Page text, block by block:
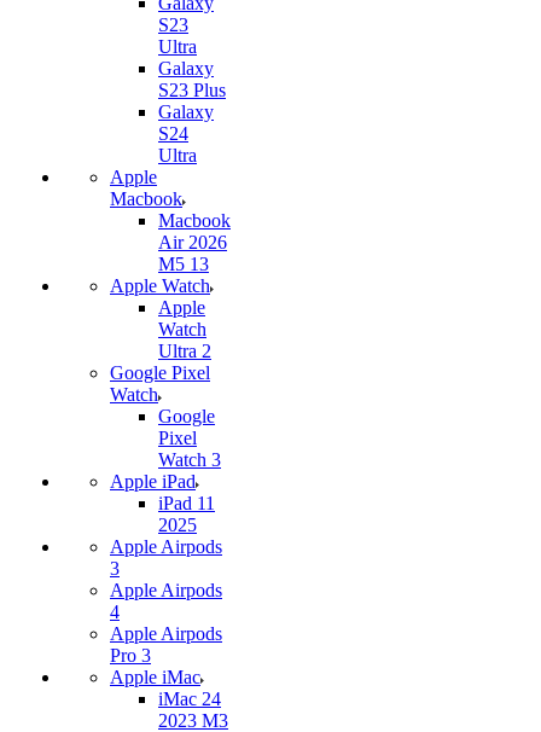
S23
Ultra
Galaxy
S23 Plus
Galaxy
S24
Ultra
Apple
Macbook
Macbook
Air 2026
M5 13
Apple Watch
Apple
Watch
Ultra 2
Google Pixel
Watch
Google
Pixel
Watch 3
Apple iPad
iPad 11
2025
Apple Airpods
3
Apple Airpods
4
Apple Airpods
Pro 3
Apple iMac
iMac 24
2023 M3